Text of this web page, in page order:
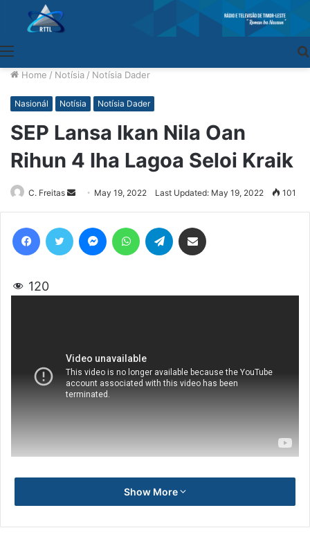
Home / Notísia / Notísia Dader
Nasionál Notísia Notísia Dader
SEP Lansa Ikan Nila Oan
Rihun 4 Iha Lagoa Seloi Kraik
C. Freitas
Send
an
email
May 19, 2022 Last Updated: May 19, 2022 101
120
Show More